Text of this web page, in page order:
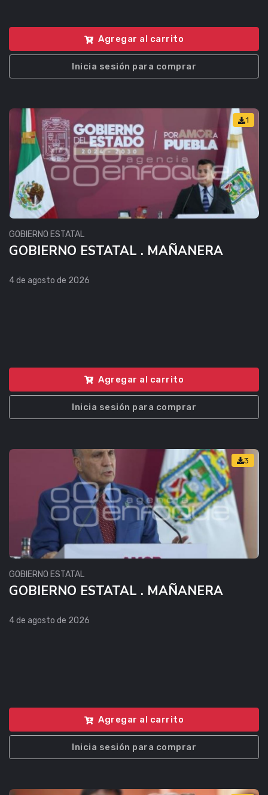
Agregar al carrito
Inicia sesión para comprar
1
GOBIERNO ESTATAL
GOBIERNO ESTATAL . MAÑANERA
4 de agosto de 2026
Agregar al carrito
Inicia sesión para comprar
3
GOBIERNO ESTATAL
GOBIERNO ESTATAL . MAÑANERA
4 de agosto de 2026
Agregar al carrito
Inicia sesión para comprar